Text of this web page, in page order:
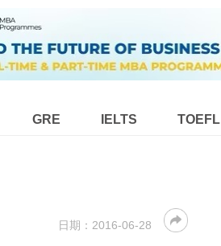
GRE IELTS TOEFL
日期： 2016-06-28